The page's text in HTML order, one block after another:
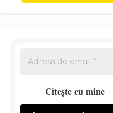
Citește cu mine